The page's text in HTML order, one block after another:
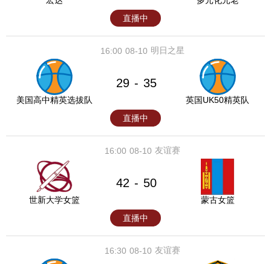
直播中
08-10
16:00 明日之星
美国高中精英选拔队
29 - 35
英国UK50精英队
直播中
08-10
16:00 友谊赛
世新大学女篮
42 - 50
蒙古女篮
直播中
08-10
16:30 友谊赛